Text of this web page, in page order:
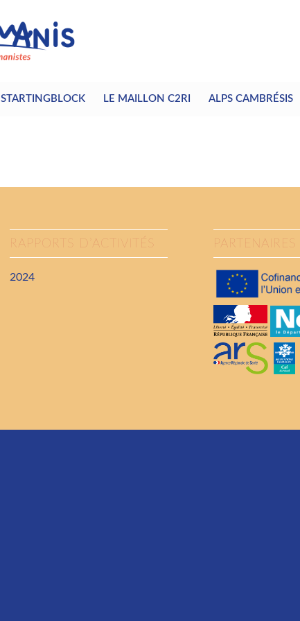
STARTINGBLOCK LE MAILLON C2RI ALPS CAMBRÉSIS
RAPPORTS D’ACTIVITÉS
2024
PARTENAIRES